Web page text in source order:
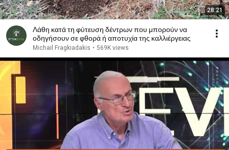
28:21
Λάθη κατά τη φύτευση δέντρων που μπορούν να
οδηγήσουν σε φθορά ή αποτυχία της καλλιέργειας
Michail Fragkiadakis • 569K views